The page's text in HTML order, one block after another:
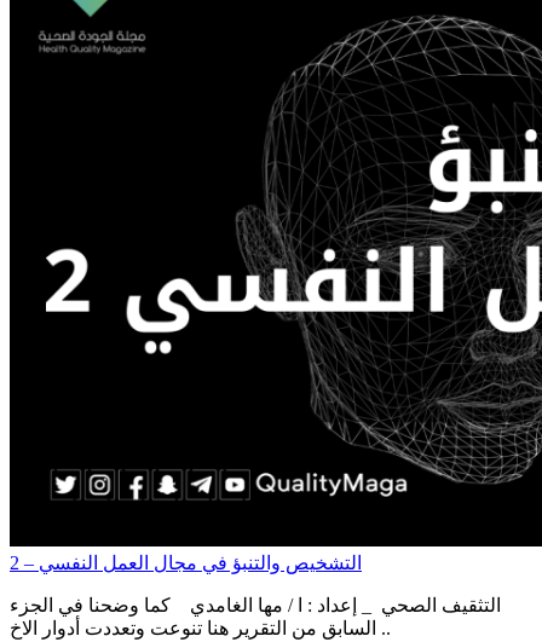
التشخيص والتنبؤ في مجال العمل النفسي – 2
التثقيف الصحي _ إعداد : ا / مها الغامدي كما وضحنا في الجزء
السابق من التقرير هنا تنوعت وتعددت أدوار الاخ ..